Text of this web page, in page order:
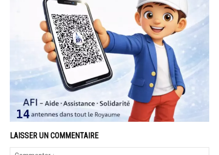
LAISSER UN COMMENTAIRE